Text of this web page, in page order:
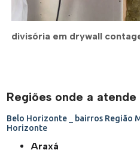
divisória em drywall
Regiões onde a atende
Belo Horizonte _ bairros Região
Horizonte
Araxá